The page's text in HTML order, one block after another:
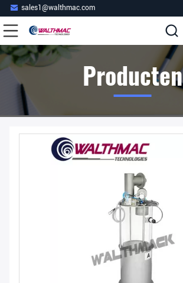
sales1@walthmac.com
Producten